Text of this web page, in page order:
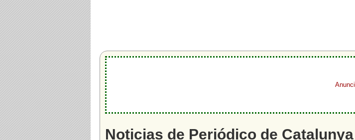
Noticias de Periódico de Catalunya